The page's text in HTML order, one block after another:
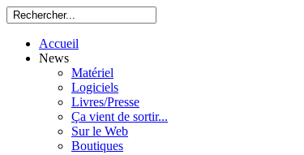
Accueil
News
Matériel
Logiciels
Livres/Presse
Ça vient de sortir...
Sur le Web
Boutiques